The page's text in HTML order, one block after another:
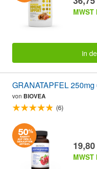
in
GRANATAPFEL
von BIOVEA
(6)